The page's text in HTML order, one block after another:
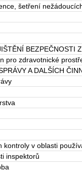
šetření
BEZPEČNOSTI
pro zdravotnické
A DALŠÍCH
kontroly v oblasti
inspektorů